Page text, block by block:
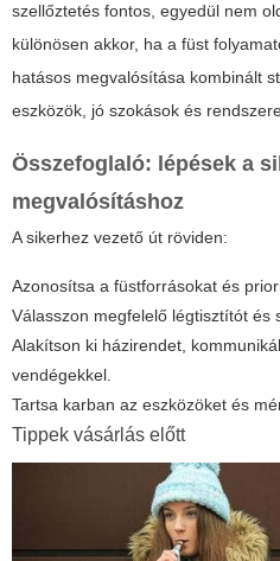
szellőztetés fontos, egyedül nem
különösen akkor, ha a füst
hatásos megvalósítása kombinált
eszközök, jó szokások és
Összefoglaló: lépések a
megvalósításhoz
A sikerhez vezető út röviden:
Azonosítsa a füstforrásokat és
Válasszon megfelelő légtisztítót és
Alakítson ki házirendet,
vendégekkel.
Tartsa karban az eszközöket és
Tippek vásárlás előtt